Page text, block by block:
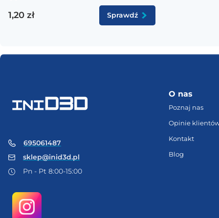
1,20 zł Sprawdź
695061487
sklep@inid3d.pl
Pn - Pt 8:00-15:00
O nas
Poznaj nas
Opinie
Kontakt
Blog